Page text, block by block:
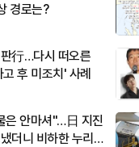
경로는?
行…다시 떠오른
후 미조치' 사례
은 안마셔"…日 지진
더니 비하한 누리